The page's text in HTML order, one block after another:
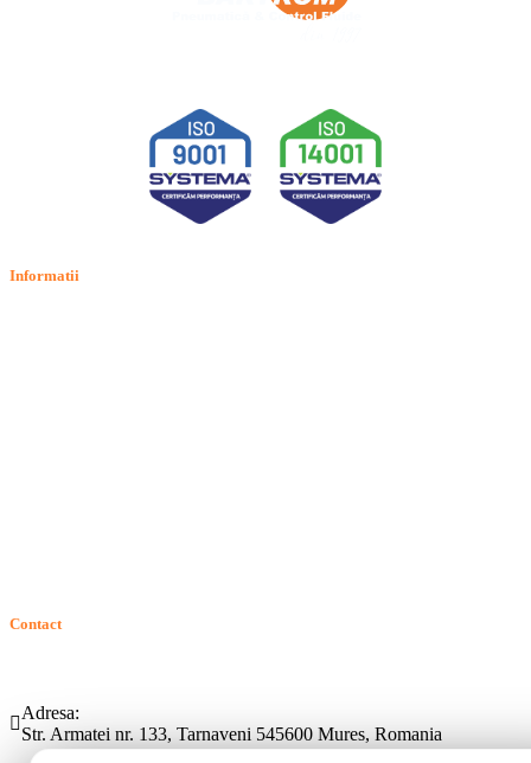
Informatii
Contact
Adresa:
Str. Armatei nr. 133, Tarnaveni 545600 Mures, Romania